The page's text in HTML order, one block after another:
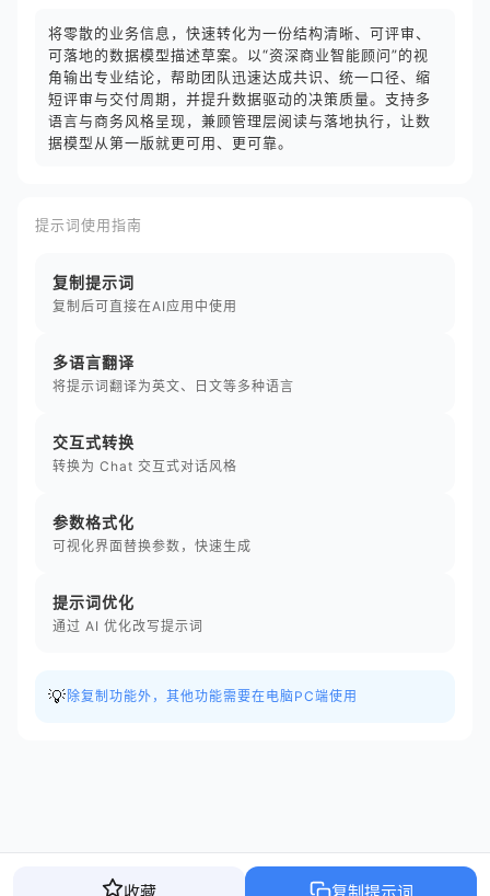
将零散的业务信息，快速转化为一份结构清晰、可评审、
可落地的数据模型描述草案。以“资深商业智能顾问”的视
角输出专业结论，帮助团队迅速达成共识、统一口径、缩
短评审与交付周期，并提升数据驱动的决策质量。支持多
语言与商务风格呈现，兼顾管理层阅读与落地执行，让数
据模型从第一版就更可用、更可靠。
提示词使用指南
复制提示词
复制后可直接在AI应用中使用
多语言翻译
将提示词翻译为英文、日文等多种语言
交互式转换
转换为 Chat 交互式对话风格
参数格式化
可视化界面替换参数，快速生成
提示词优化
通过 AI 优化改写提示词
💡 除复制功能外，其他功能需要在电脑PC端使用
收藏 复制提示词